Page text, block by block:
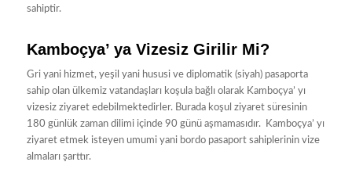
sahiptir.
Kamboçya’ ya Vizesiz Girilir Mi?
Gri yani hizmet, yeşil yani hususi ve diplomatik (siyah) pasaporta
sahip olan ülkemiz vatandaşları koşula bağlı olarak Kamboçya’ yı
vizesiz ziyaret edebilmektedirler. Burada koşul ziyaret süresinin
180 günlük zaman dilimi içinde 90 günü aşmamasıdır. Kamboçya’ yı
ziyaret etmek isteyen umumi yani bordo pasaport sahiplerinin vize
almaları şarttır.